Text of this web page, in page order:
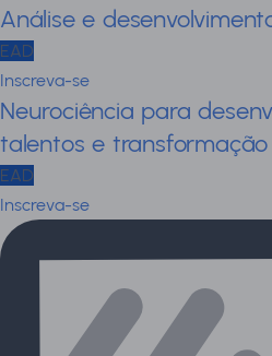
Análise e
EAD
Inscreva-se
Neurociência para
talentos e
EAD
Inscreva-se